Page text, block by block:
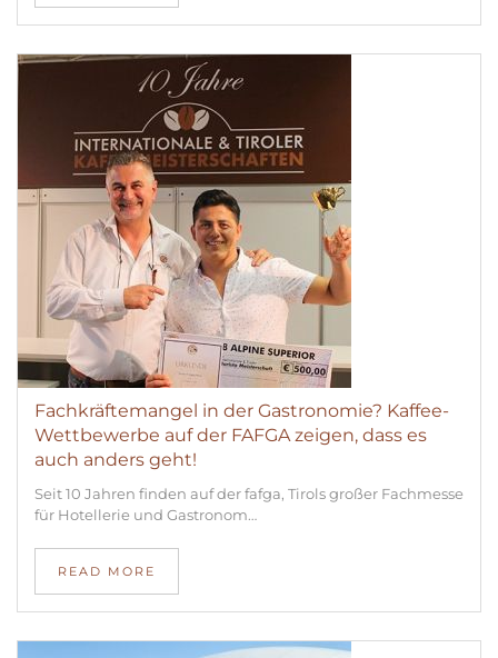
Fachkräftemangel in der Gastronomie? Kaffee-
Wettbewerbe auf der FAFGA zeigen, dass es
auch anders geht!
Seit 10 Jahren finden auf der fafga, Tirols großer Fachmesse
für Hotellerie und Gastronom…
READ MORE